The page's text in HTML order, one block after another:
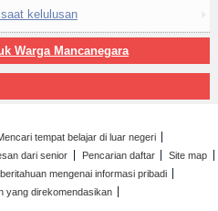
kelulusan
Warga Mancanegara
tempat belajar di luar negeri
dari senior Pencarian daftar
Site map
mengenai informasi pribadi
yang direkomendasikan